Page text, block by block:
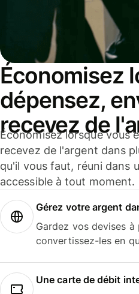
Économisez
dépensez,
recevez de
Économisez lorsque vous
recevez de l'argent dans
qu'il vous faut, réuni dans
accessible à tout moment.
Gérez votre argent
Gardez vos devises
convertissez-les en
Une carte de débit